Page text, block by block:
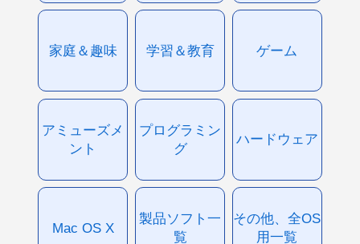
家庭＆趣味 学習＆教育 ゲーム
アミューズメ
ント
プログラミン
グ
ハードウェア
Mac OS X
製品ソフト一
覧
その他、全OS
用一覧